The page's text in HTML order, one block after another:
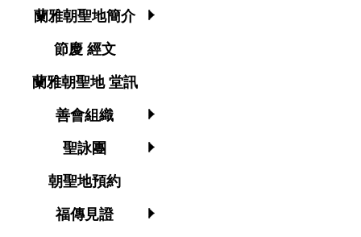
蘭雅朝聖地簡介
節慶 經文
蘭雅朝聖地 堂訊
善會組織
聖詠團
朝聖地預約
福傳見證